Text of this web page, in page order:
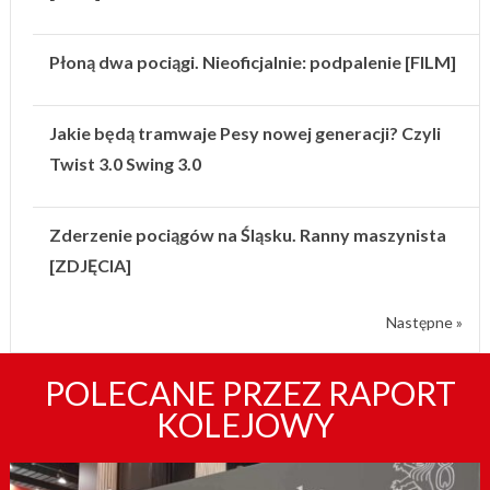
Płoną dwa pociągi. Nieoficjalnie: podpalenie [FILM]
Jakie będą tramwaje Pesy nowej generacji? Czyli
Twist 3.0 Swing 3.0
Zderzenie pociągów na Śląsku. Ranny maszynista
[ZDJĘCIA]
Następne »
POLECANE PRZEZ RAPORT
KOLEJOWY